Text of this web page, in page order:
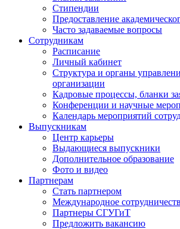
Стипендии
Предоставление
Часто задаваемые вопросы
Сотрудникам
Расписание
Личный кабинет
Структура и органы
организации
Кадровые процессы, бланки
Конференции и научные
Календарь мероприятий
Выпускникам
Центр карьеры
Выдающиеся выпускники
Дополнительное образование
Фото и видео
Партнерам
Стать партнером
Международное
Партнеры СГУГиТ
Предложить вакансию